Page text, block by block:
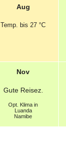
Aug
Temp. bis 27 °C
Nov
Gute Reisez.
Opt. Klima in
Luanda
Namibe